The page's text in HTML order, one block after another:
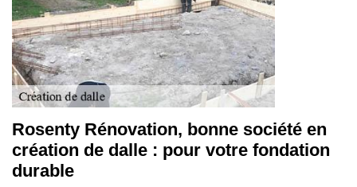
Rosenty Rénovation, bonne société en
création de dalle : pour votre fondation
durable